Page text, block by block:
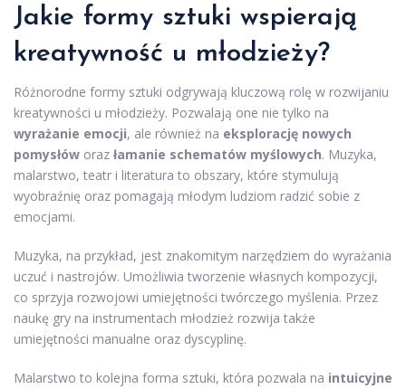
Jakie formy sztuki wspierają
kreatywność u młodzieży?
Różnorodne formy sztuki odgrywają kluczową rolę w rozwijaniu
kreatywności u młodzieży. Pozwalają one nie tylko na
wyrażanie emocji, ale również na eksplorację nowych
pomysłów oraz łamanie schematów myślowych. Muzyka,
malarstwo, teatr i literatura to obszary, które stymulują
wyobraźnię oraz pomagają młodym ludziom radzić sobie z
emocjami.
Muzyka, na przykład, jest znakomitym narzędziem do wyrażania
uczuć i nastrojów. Umożliwia tworzenie własnych kompozycji,
co sprzyja rozwojowi umiejętności twórczego myślenia. Przez
naukę gry na instrumentach młodzież rozwija także
umiejętności manualne oraz dyscyplinę.
Malarstwo to kolejna forma sztuki, która pozwala na intuicyjne